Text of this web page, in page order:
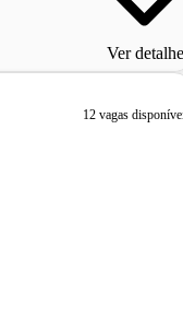
Ver
12 vagas